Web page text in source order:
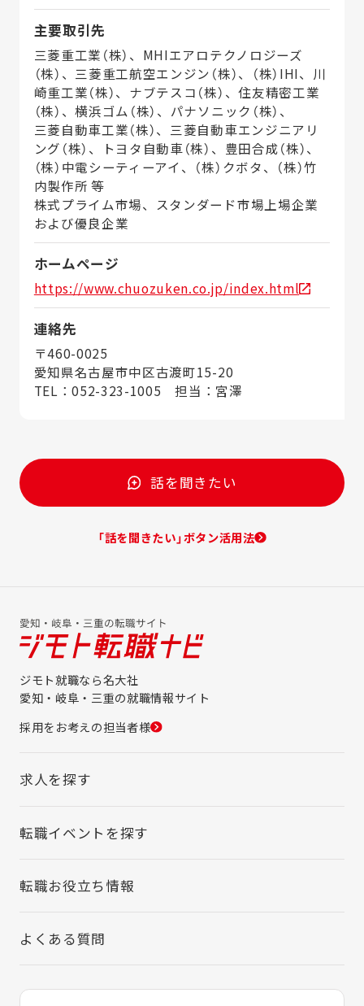
主要取引先
三菱重工業（株）、MHIエアロテクノロジーズ
（株）、三菱重工航空エンジン（株）、（株）IHI、川
崎重工業（株）、ナブテスコ（株）、住友精密工業
（株）、横浜ゴム（株）、パナソニック（株）、
三菱自動車工業（株）、三菱自動車エンジニアリ
ング（株）、トヨタ自動車（株）、豊田合成（株）、
（株）中電シーティーアイ、（株）クボタ、（株）竹
内製作所 等
株式プライム市場、スタンダード市場上場企業
および優良企業
ホームページ
https://www.chuozuken.co.jp/index.html
連絡先
〒460-0025
愛知県名古屋市中区古渡町15-20
TEL：052-323-1005 担当：宮澤
話を聞きたい
「話を聞きたい」ボタン活用法
ジモト就職なら名大社
愛知・岐阜・三重の就職情報サイト
採用をお考えの担当者様
求人を探す
転職イベントを探す
転職お役立ち情報
よくある質問